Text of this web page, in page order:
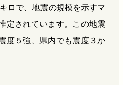
ロで、地震の規模を示すマ
定されています。この地震
度５強、県内でも震度３か